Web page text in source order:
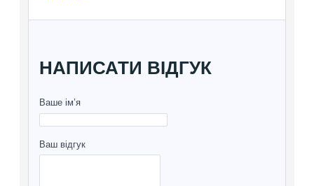
НАПИСАТИ ВІДГУК
Ваше ім’я
Ваш відгук